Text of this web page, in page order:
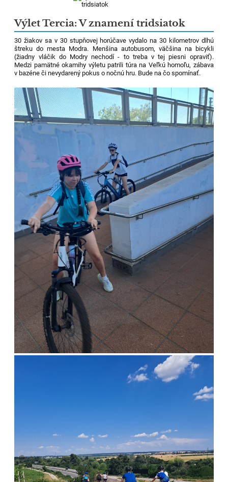
Výlet Tercia: V znamení tridsiatok
30 žiakov sa v 30 stupňovej horúčave vydalo na 30 kilometrov dlhú
štreku do mesta Modra. Menšina autobusom, väčšina na bicykli
(žiadny vláčik do Modry nechodí - to treba v tej piesni opraviť).
Medzi pamätné okamihy výletu patrili túra na Veľkú homoľu, zábava
v bazéne či nevydarený pokus o nočnú hru. Bude na čo spomínať.